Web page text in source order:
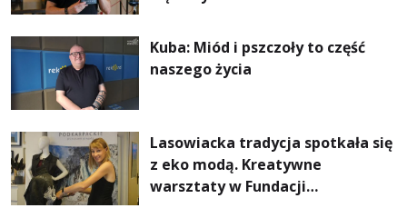
Kuba: Miód i pszczoły to część
naszego życia
Lasowiacka tradycja spotkała się
z eko modą. Kreatywne
warsztaty w Fundacji